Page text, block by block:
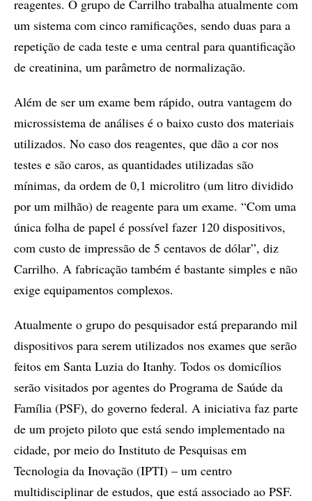
reagentes. O grupo de Carrilho trabalha atualmente com
um sistema com cinco ramificações, sendo duas para a
repetição de cada teste e uma central para quantificação
de creatinina, um parâmetro de normalização.
Além de ser um exame bem rápido, outra vantagem do
microssistema de análises é o baixo custo dos materiais
utilizados. No caso dos reagentes, que dão a cor nos
testes e são caros, as quantidades utilizadas são
mínimas, da ordem de 0,1 microlitro (um litro dividido
por um milhão) de reagente para um exame. “Com uma
única folha de papel é possível fazer 120 dispositivos,
com custo de impressão de 5 centavos de dólar”, diz
Carrilho. A fabricação também é bastante simples e não
exige equipamentos complexos.
Atualmente o grupo do pesquisador está preparando mil
dispositivos para serem utilizados nos exames que serão
feitos em Santa Luzia do Itanhy. Todos os domicílios
serão visitados por agentes do Programa de Saúde da
Família (PSF), do governo federal. A iniciativa faz parte
de um projeto piloto que está sendo implementado na
cidade, por meio do Instituto de Pesquisas em
Tecnologia da Inovação (IPTI) – um centro
multidisciplinar de estudos, que está associado ao PSF.